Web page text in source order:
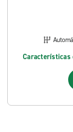
Características